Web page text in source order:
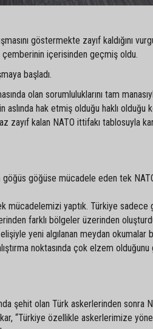
göstermekte zayıf kaldığını
içerisinden geçmiş oldu.
başladı.
olan sorumluluklarını tam
aslında hak etmiş olduğu haklı
zayıf kalan NATO ittifakı tablosuyla
göğüs göğüse mücadele eden tek
yaptık. Türkiye sadece
farklı bölgeler üzerinden
yeni algılanan meydan
noktasında çok elzem
şehit olan Türk askerlerinden sonra
“Türkiye özellikle askerlerimize